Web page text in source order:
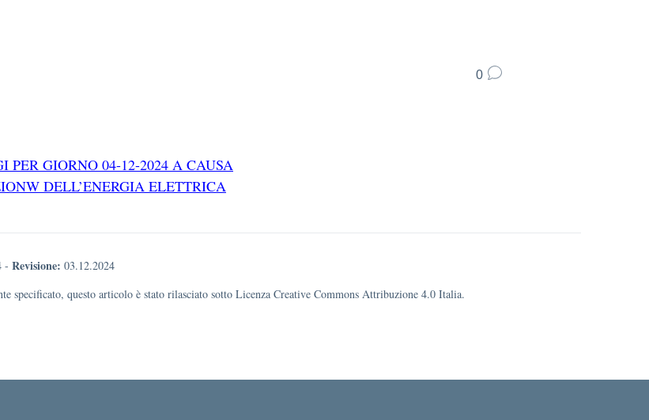
0
PER GIORNO 04-12-2024 A CAUSA
DELL’ENERGIA ELETTRICA
- Revisione: 03.12.2024
specificato, questo articolo è stato rilasciato sotto Licenza Creative Commons Attribuzione 4.0 Italia.